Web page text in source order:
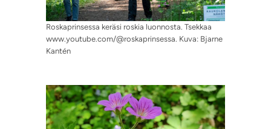
Roskaprinsessa keräsi roskia luonnosta. Tsekkaa
www.youtube.com/@roskaprinsessa. Kuva: Bjarne
Kantén